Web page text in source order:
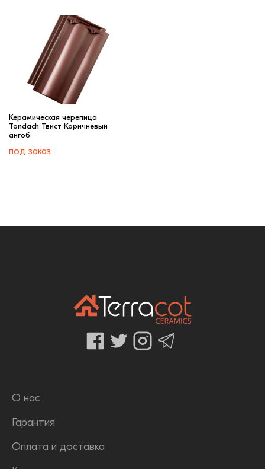
Керамическая черепица
Tondach Твист Коричневый
ангоб
под заказ
О нас
Гарантия
Оплата и доставка